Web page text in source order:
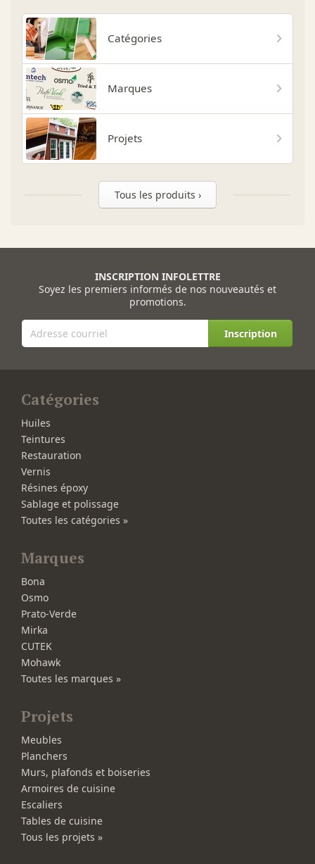
Catégories
Marques
Projets
Tous les produits ›
INSCRIPTION INFOLETTRE
Soyez les premiers informés de nos nouveautés et
promotions.
Inscription
Catégories
Huiles
Teintures
Restauration
Vernis
Résines époxy
Sablage et polissage
Toutes les catégories »
Marques
Bona
Osmo
Prato-Verde
Mirka
CUTEK
Mohawk
Toutes les marques »
Projets
Meubles
Planchers
Murs, plafonds et boiseries
Armoires de cuisine
Escaliers
Tables de cuisine
Tous les projets »